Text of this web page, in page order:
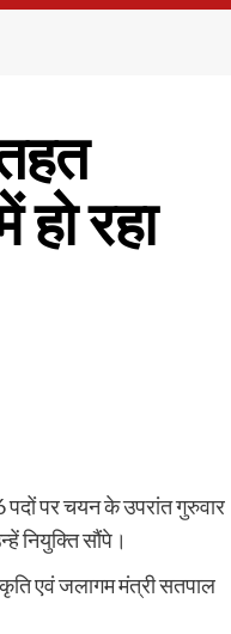
रहा
पर चयन के उपरांत गुरुवार
नियुक्ति सौंपे।
एवं जलागम मंत्री सतपाल